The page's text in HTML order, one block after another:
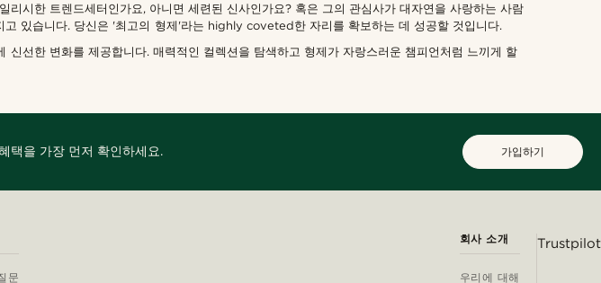
시한 트렌드세터인가요, 아니면 세련된 신사인가요? 혹은 그의 관심사가 대자연을 사랑하는 사람
있습니다. 당신은 '최고의 형제'라는 highly coveted한 자리를 확보하는 데 성공할 것입니다.
선한 변화를 제공합니다. 매력적인 컬렉션을 탐색하고 형제가 자랑스러운 챔피언처럼 느끼게 할
택을 가장 먼저 확인하세요. 가입하기
문
회사 소개
우리에 대해
Trustpilot